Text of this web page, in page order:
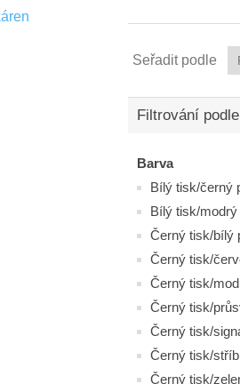
Seřadit podle
Filtrování
Barva
Bílý tisk/černý
Bílý tisk/modrý
Černý tisk/bílý
Černý tisk/
Černý tisk/
Černý tisk/
Černý tisk/
Černý tisk/
Černý tisk/